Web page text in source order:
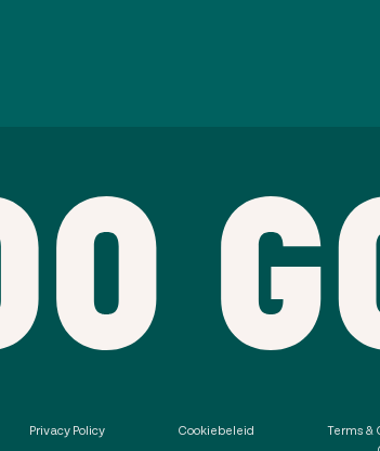
Privacy Policy Cookiebeleid Terms &